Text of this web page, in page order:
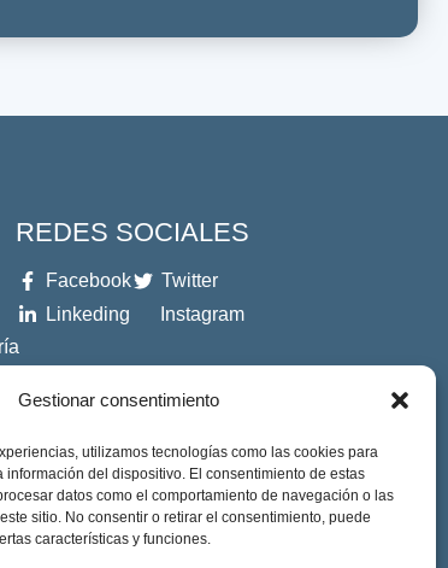
Gestionar consentimiento
utilizamos tecnologías como las cookies para
información del dispositivo. El consentimiento de estas
datos como el comportamiento de navegación o las
sitio. No consentir o retirar el consentimiento, puede
características y funciones.
REDES SOCIALES
Facebook
Twitter
Linkeding
Instagram